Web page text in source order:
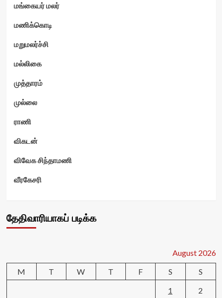
மங்கையர் மலர்
மணிக்கொடி
மறுமலர்ச்சி
மல்லிகை
முத்தாரம்
முல்லை
ராணி
விகடன்
விவேக சிந்தாமணி
வீரகேசரி
தேதிவாரியாகப் படிக்க
August 2026
M
T W T F S
S
1
2